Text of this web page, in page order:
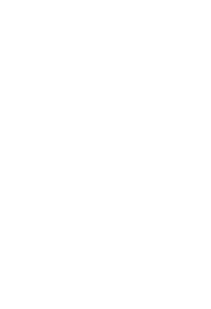
- ważny
(mAh) jest
porównuje między sobą
wielu wypadkach nie jest to
zasilania, w szczególnośc